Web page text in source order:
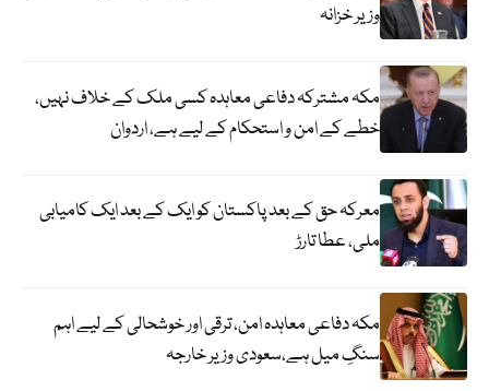
وزیر خزانہ
مکہ مشترکہ دفاعی معاہدہ کسی ملک کے خلاف نہیں،
خطے کے امن و استحکام کے لیے ہے، اردوان
معرکہ حق کے بعد پاکستان کو ایک کے بعد ایک کامیابی
ملی، عطا تارڑ
مکہ دفاعی معاہدہ امن، ترقی اور خوشحالی کے لیے اہم
سنگِ میل ہے،سعودی وزیر خارجہ